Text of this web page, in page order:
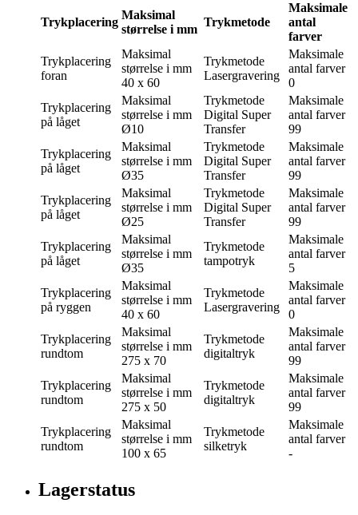
Trykplacering
Maksimal
størrelse i mm
Trykmetode
Maksimale
antal
farver
Trykplacering
foran
Maksimal
størrelse i mm
40 x 60
Trykmetode
Lasergravering
Maksimale
antal farver
0
Trykplacering
på låget
Maksimal
størrelse i mm
Ø10
Trykmetode
Digital Super
Transfer
Maksimale
antal farver
99
Trykplacering
på låget
Maksimal
størrelse i mm
Ø35
Trykmetode
Digital Super
Transfer
Maksimale
antal farver
99
Trykplacering
på låget
Maksimal
størrelse i mm
Ø25
Trykmetode
Digital Super
Transfer
Maksimale
antal farver
99
Trykplacering
på låget
Maksimal
størrelse i mm
Ø35
Trykmetode
tampotryk
Maksimale
antal farver
5
Trykplacering
på ryggen
Maksimal
størrelse i mm
40 x 60
Trykmetode
Lasergravering
Maksimale
antal farver
0
Trykplacering
rundtom
Maksimal
størrelse i mm
275 x 70
Trykmetode
digitaltryk
Maksimale
antal farver
99
Trykplacering
rundtom
Maksimal
størrelse i mm
275 x 50
Trykmetode
digitaltryk
Maksimale
antal farver
99
Trykplacering
rundtom
Maksimal
størrelse i mm
100 x 65
Trykmetode
silketryk
Maksimale
antal farver
-
Lagerstatus